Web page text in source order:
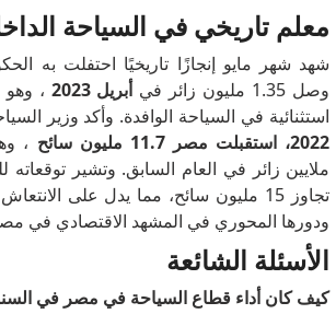
معلم تاريخي في السياحة
شهد شهر مايو إنجازًا تاريخيًا احتفلت به
وصل 1.35 مليون زائر في
أبريل 2023
،
استثنائية في السياحة الوافدة. وأكد وزير
2022، استقبلت مصر 11.7 مليون سائح ،
ملايين زائر في العام السابق. وتشير توقعاته
تجاوز 15 مليون سائح، مما يدل على
ودورها المحوري في المشهد الاقتصادي في
الأسئلة الشائعة
كيف كان أداء قطاع السياحة في مصر في